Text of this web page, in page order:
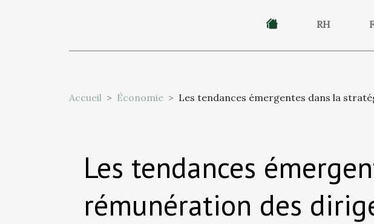
RH
Accueil Économie Les tendances émergentes dans la
Les tendances
rémunération des